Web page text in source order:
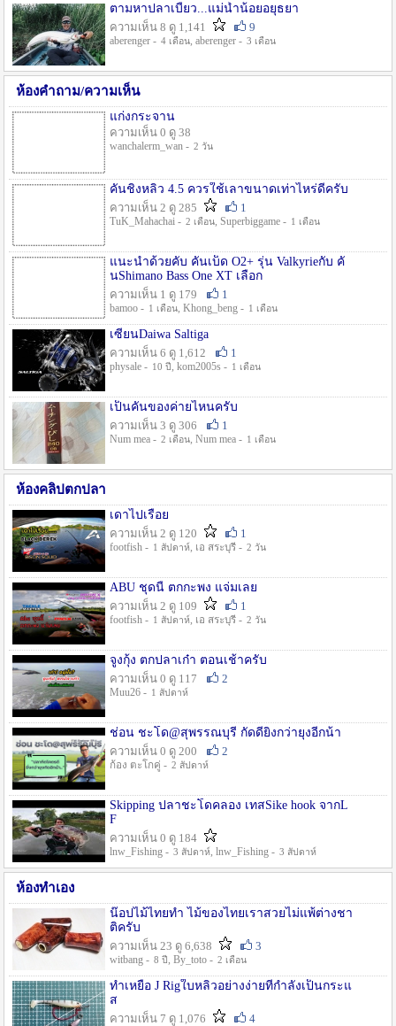
ตามหาปลาเบี้ยว...แม่น้ำน้อยอยุธยา
ความเห็น 8 ดู 1,141
9
aberenger - 4 เดือน, aberenger - 3 เดือน
ห้องคำถาม/ความเห็น
แก่งกระจาน
ความเห็น 0 ดู 38
wanchalerm_wan - 2 วัน
คันชิงหลิว 4.5 ควรใช้เลาขนาดเท่าไหร่ดีครับ
ความเห็น 2 ดู 285
1
TuK_Mahachai - 2 เดือน, Superbiggame - 1 เดือน
แนะนำด้วยคับ คันเบ็ด O2+ รุ่น Valkyrieกับ คั
นShimano Bass One XT เลือก
ความเห็น 1 ดู 179
1
bamoo - 1 เดือน, Khong_beng - 1 เดือน
เซียนDaiwa Saltiga
ความเห็น 6 ดู 1,612
1
physale - 10 ปี , kom2005s - 1 เดือน
เป็นคันของค่ายไหนครับ
ความเห็น 3 ดู 306
1
Num mea - 2 เดือน, Num mea - 1 เดือน
ห้องคลิปตกปลา
เดาไปเรื่อย
ความเห็น 2 ดู 120
1
footfish - 1 สัปดาห์, เอ สระบุรี - 2 วัน
ABU ชุดนี้ ตกกะพง แจ่มเลย
ความเห็น 2 ดู 109
1
footfish - 1 สัปดาห์, เอ สระบุรี - 2 วัน
จูงกุ้ง ตกปลาเก๋า ตอนเช้าครับ
ความเห็น 0 ดู 117
2
Muu26 - 1 สัปดาห์
ช่อน ชะโด@สุพรรณบุรี กัดดียิ่งกว่ายุงอีกน้า
ความเห็น 0 ดู 200
2
ก้อง ตะโกคู่ - 2 สัปดาห์
Skipping ปลาชะโดคลอง เทสSike hook จากL
F
ความเห็น 0 ดู 184
lnw_Fishing - 3 สัปดาห์, lnw_Fishing - 3 สัปดาห์
ห้องทำเอง
น๊อปไม้ไทยทำ ไม้ของไทยเราสวยไม่แพ้ต่างชา
ติครับ
ความเห็น 23 ดู 6,638
3
witbang - 8 ปี , By_toto - 2 เดือน
ทำเหยื่อ J Rigใบหลิวอย่างง่ายที่กำลังเป็นกระแ
ส
ความเห็น 7 ดู 1,076
4